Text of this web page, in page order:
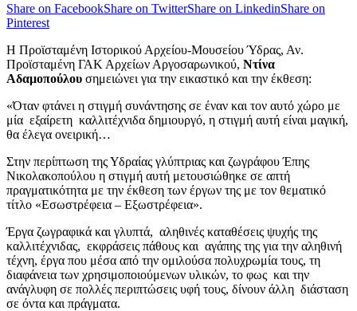
Share on FacebookShare on TwitterShare on LinkedinShare on
Pinterest
H Προϊσταμένη Ιστορικού Αρχείου-Μουσείου Ύδρας, Αν.
Προϊσταμένη ΓΑΚ Αρχείων Αργοσαρωνικού, Ντίνα
Αδαμοπούλου σημειώνει για την εικαστικό και την έκθεση:
«Όταν φτάνει η στιγμή συνάντησης σε έναν και τον αυτό χώρο με
μία εξαίρετη καλλιτέχνιδα δημιουργό, η στιγμή αυτή είναι μαγική,
θα έλεγα ονειρική…
Στην περίπτωση της Υδραίας γλύπτριας και ζωγράφου Έπης
Νικολακοπούλου η στιγμή αυτή μετουσιώθηκε σε απτή
πραγματικότητα με την έκθεση των έργων της με τον θεματικό
τίτλο «Εσωστρέφεια – Εξωστρέφεια».
Έργα ζωγραφικά και γλυπτά, αληθινές καταθέσεις ψυχής της
καλλιτέχνιδας, εκφράσεις πάθους και αγάπης της για την αληθινή
τέχνη, έργα που μέσα από την ομιλούσα πολυχρωμία τους, τη
διαφάνεια των χρησιμοποιούμενων υλικών, το φως και την
ανάγλυφη σε πολλές περιπτώσεις υφή τους, δίνουν άλλη διάσταση
σε όντα και πράγματα.